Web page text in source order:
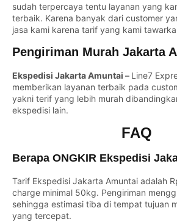
sudah terpercaya tentu layanan yang
terbaik. Karena banyak dari customer
jasa kami karena tarif yang kami
Pengiriman Murah Jakarta
Ekspedisi Jakarta Amuntai – Line7
memberikan layanan terbaik pada
yakni terif yang lebih murah
ekspedisi lain.
FAQ
Berapa ONGKIR Ekspedisi
Tarif Ekspedisi Jakarta Amuntai adalah
charge minimal 50kg. Pengiriman
sehingga estimasi tiba di tempat tujuan
yang tercepat.